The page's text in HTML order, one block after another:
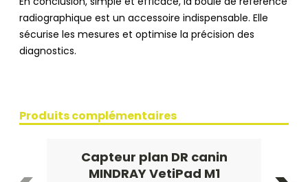
En conclusion, simple et efficace, la boule de référence
radiographique est un accessoire indispensable. Elle
sécurise les mesures et optimise la précision des
diagnostics.
Produits complémentaires
Capteur plan DR canin
MINDRAY VetiPad M1